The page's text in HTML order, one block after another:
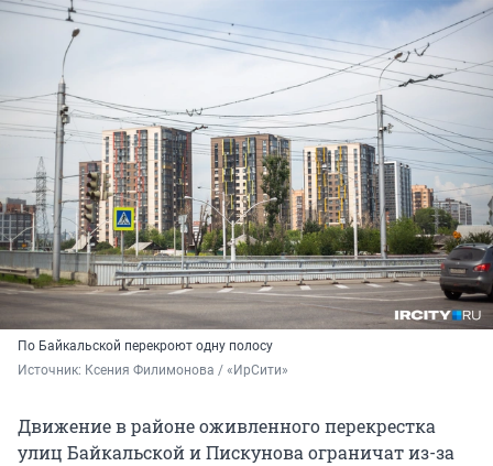
По Байкальской перекроют одну полосу
Источник: Ксения Филимонова / «ИрСити»
Движение в районе оживленного перекрестка
улиц Байкальской и Пискунова ограничат из-за